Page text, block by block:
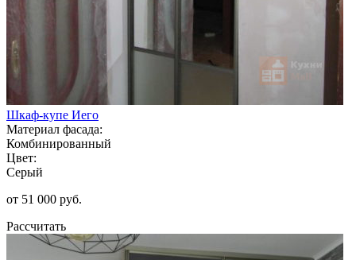
Шкаф-купе Иего
Материал фасада:
Комбинированный
Цвет:
Серый
от 51 000 руб.
Рассчитать